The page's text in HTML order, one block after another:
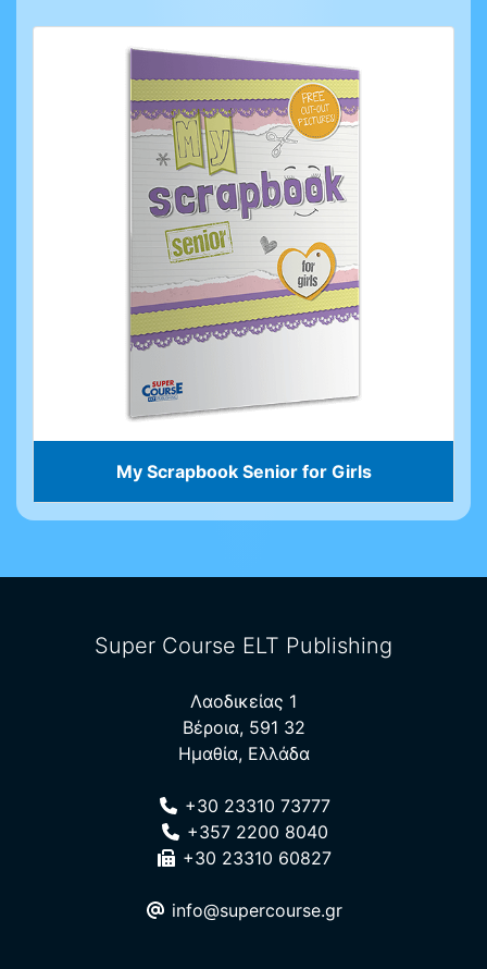
My Scrapbook Senior for Girls
Super Course ELT Publishing
Λαοδικείας 1
Βέροια, 591 32
Ημαθία, Ελλάδα
+30 23310 73777
+357 2200 8040
+30 23310 60827
info@supercourse.gr